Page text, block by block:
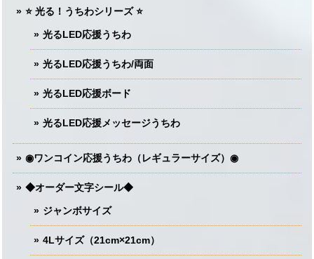
⭐️ 光る！うちわシリーズ ⭐️
光るLED応援うちわ
光るLED応援うちわ/両面
光るLED応援ボード
光るLED応援メッセージうちわ
◉ワンコイン応援うちわ（レギュラーサイズ）◉
◆オーダー文字シール◆
ジャンボサイズ
4Lサイズ（21cm×21cm）